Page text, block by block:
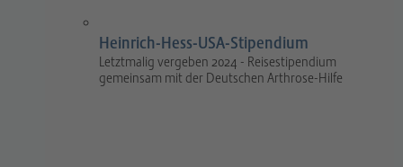
Heinrich-Hess-USA-Stipendium
Letztmalig vergeben 2024 - Reisestipendium
gemeinsam mit der Deutschen Arthrose-Hilfe